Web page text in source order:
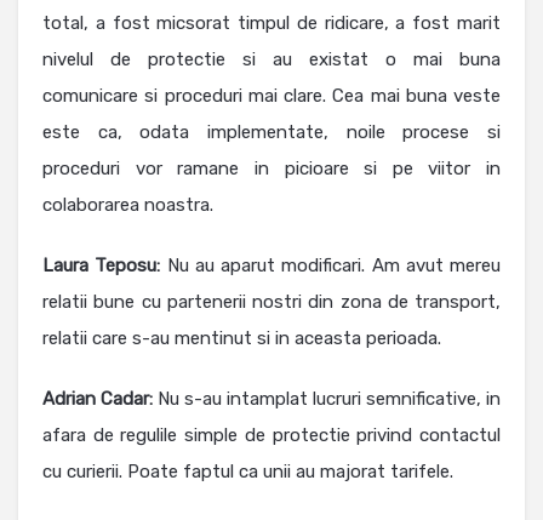
total, a fost micsorat timpul de ridicare, a fost marit
nivelul de protectie si au existat o mai buna
comunicare si proceduri mai clare. Cea mai buna veste
este ca, odata implementate, noile procese si
proceduri vor ramane in picioare si pe viitor in
colaborarea noastra.
Laura Teposu: Nu au aparut modificari. Am avut mereu
relatii bune cu partenerii nostri din zona de transport,
relatii care s-au mentinut si in aceasta perioada.
Adrian Cadar: Nu s-au intamplat lucruri semnificative, in
afara de regulile simple de protectie privind contactul
cu curierii. Poate faptul ca unii au majorat tarifele.